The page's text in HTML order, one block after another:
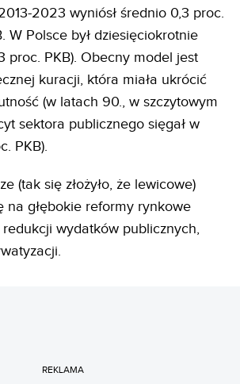
2023 wyniósł średnio 0,3 proc.
W Polsce był dziesięciokrotnie
proc. PKB). Obecny model jest
kuracji, która miała ukrócić
(w latach 90., w szczytowym
sektora publicznego sięgał w
PKB).
(tak się złożyło, że lewicowe)
na głębokie reformy rynkowe
wydatków publicznych,
REKLAMA